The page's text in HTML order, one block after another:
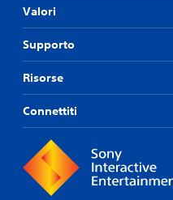
Valori
Supporto
Risorse
Connettiti